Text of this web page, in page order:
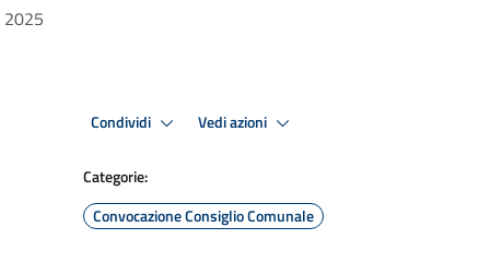
2025
Condividi Vedi azioni
Categorie:
Convocazione Consiglio Comunale